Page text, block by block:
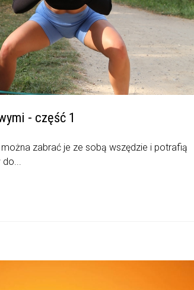
- część 1
zabrać je ze sobą wszędzie i potrafią
do...